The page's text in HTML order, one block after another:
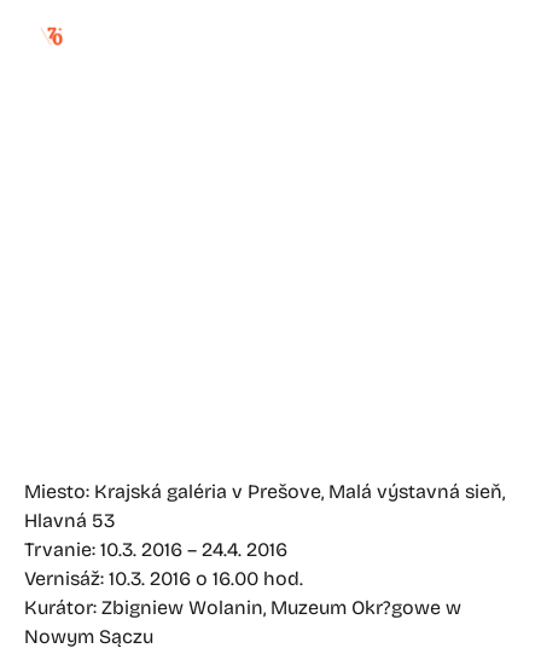
Miesto: Krajská galéria v Prešove, Malá výstavná sieň,
Hlavná 53
Trvanie: 10.3. 2016 – 24.4. 2016
Vernisáž: 10.3. 2016 o 16.00 hod.
Kurátor: Zbigniew Wolanin, Muzeum Okr?gowe w
Nowym Sączu